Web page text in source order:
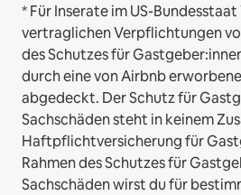
* Für Inserate im US-
vertraglichen Verpflichtungen
des Schutzes für
durch eine von Airbnb
abgedeckt. Der Schutz für
Sachschäden steht in keinem
Haftpflichtversicherung für
Rahmen des Schutzes für
Sachschäden wirst du für